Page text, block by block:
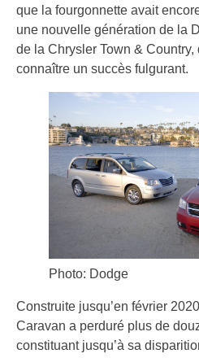
que la fourgonnette avait
une nouvelle génération de la
de la Chrysler Town &
connaître un succès fulgurant.
Photo: Dodge
Construite jusqu’en février
Caravan a perduré plus de
constituant jusqu’à sa